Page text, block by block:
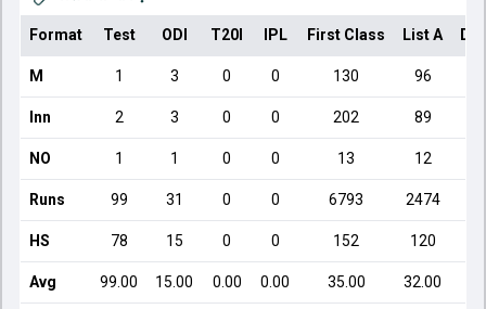
Format Test ODI T20I IPL First Class List A
M 1 3 0 0 130 96
Inn 2 3 0 0 202 89
NO 1 1 0 0 13 12
Runs 99 31 0 0 6793 2474
HS 78 15 0 0 152 120
Avg 99.00 15.00 0.00 0.00 35.00 32.00